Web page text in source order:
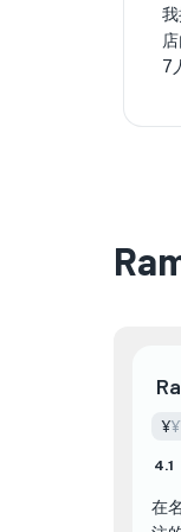
我
7
¥
4.1
在